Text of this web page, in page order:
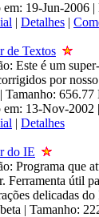
19-Jun-2006
| Detalhes |
de Textos
Este é um
por
Tamanho: 656.77
13-Nov-2002
| Detalhes
do IE
Programa que
Ferramenta útil
delicadas
| Tamanho: